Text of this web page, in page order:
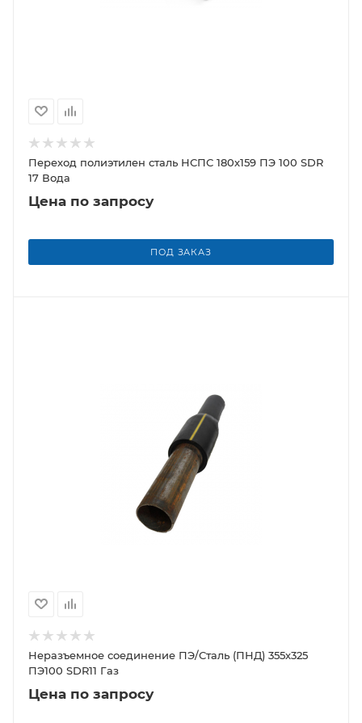
Переход полиэтилен сталь НСПС 180х159 ПЭ 100 SDR
17 Вода
Цена по запросу
ПОД ЗАКАЗ
Неразъемное соединение ПЭ/Сталь (ПНД) 355х325
ПЭ100 SDR11 Газ
Цена по запросу